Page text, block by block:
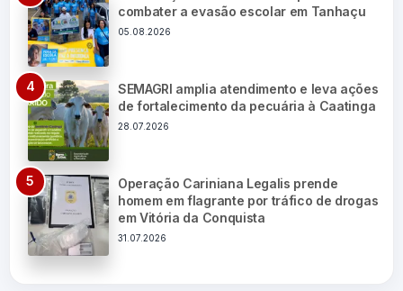
combater a evasão escolar em Tanhaçu
05.08.2026
SEMAGRI amplia atendimento e leva ações
de fortalecimento da pecuária à Caatinga
28.07.2026
Operação Cariniana Legalis prende
homem em flagrante por tráfico de drogas
em Vitória da Conquista
31.07.2026